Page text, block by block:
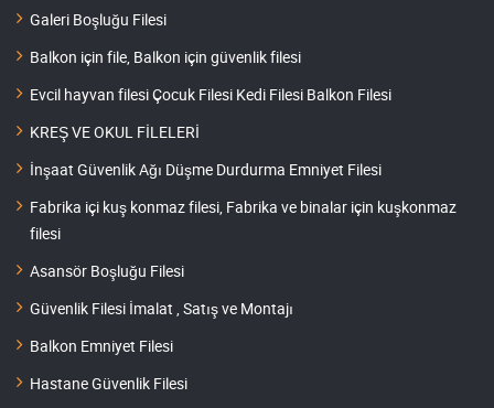
Galeri Boşluğu Filesi
Balkon için file, Balkon için güvenlik filesi
Evcil hayvan filesi Çocuk Filesi Kedi Filesi Balkon Filesi
KREŞ VE OKUL FİLELERİ
İnşaat Güvenlik Ağı Düşme Durdurma Emniyet Filesi
Fabrika içi kuş konmaz filesi, Fabrika ve binalar için kuşkonmaz
filesi
Asansör Boşluğu Filesi
Güvenlik Filesi İmalat , Satış ve Montajı
Balkon Emniyet Filesi
Hastane Güvenlik Filesi